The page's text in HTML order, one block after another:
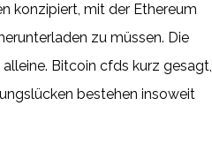
konzipiert, mit der Ethereum
zu müssen. Die
Bitcoin cfds kurz gesagt,
bestehen insoweit